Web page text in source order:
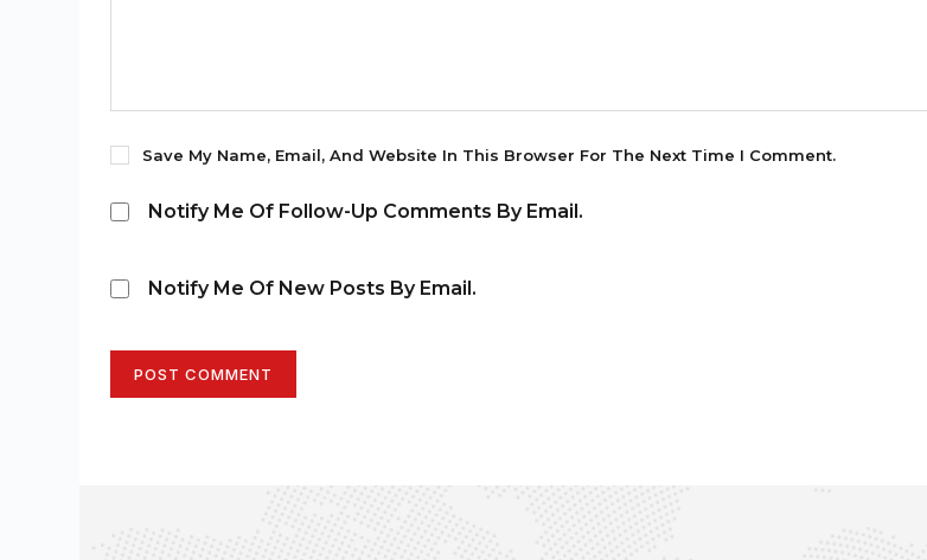
Save My Name, Email, And Website In This Browser For The Next Time I Comment.
Notify Me Of Follow-Up Comments By Email.
Notify Me Of New Posts By Email.
POST COMMENT